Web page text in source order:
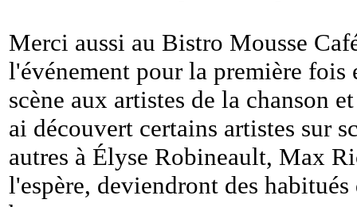
Merci aussi au Bistro Mousse
l'événement pour la première
scène aux artistes de la chanson
ai découvert certains artistes sur
autres à Élyse Robineault, Max
l'espère, deviendront des